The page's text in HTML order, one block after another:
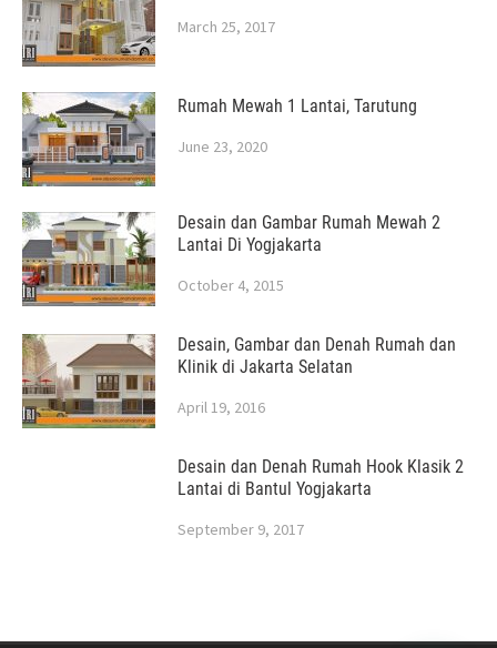
March 25, 2017
Rumah Mewah 1 Lantai, Tarutung
June 23, 2020
Desain dan Gambar Rumah Mewah 2
Lantai Di Yogjakarta
October 4, 2015
Desain, Gambar dan Denah Rumah dan
Klinik di Jakarta Selatan
April 19, 2016
Desain dan Denah Rumah Hook Klasik 2
Lantai di Bantul Yogjakarta
September 9, 2017